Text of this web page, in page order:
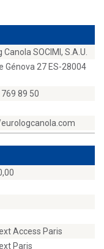
Canola SOCIMI, S.A.U.
Génova 27 ES-28004
89 50
Access Paris
Paris